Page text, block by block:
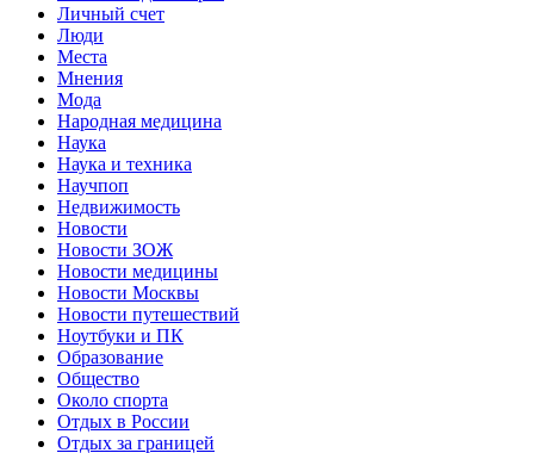
Личный счет
Люди
Места
Мнения
Мода
Народная медицина
Наука
Наука и техника
Научпоп
Недвижимость
Новости
Новости ЗОЖ
Новости медицины
Новости Москвы
Новости путешествий
Ноутбуки и ПК
Образование
Общество
Около спорта
Отдых в России
Отдых за границей